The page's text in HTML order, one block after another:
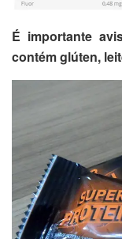
É importante
contém glúten,